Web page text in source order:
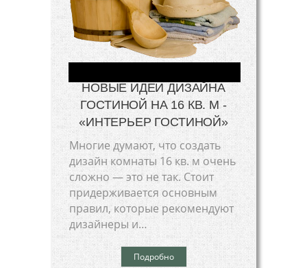
НОВЫЕ ИДЕИ ДИЗАЙНА
ГОСТИНОЙ НА 16 КВ. М -
«ИНТЕРЬЕР ГОСТИНОЙ»
Многие думают, что создать
дизайн комнаты 16 кв. м очень
сложно — это не так. Стоит
придерживается основным
правил, которые рекомендуют
дизайнеры и…
Подробно